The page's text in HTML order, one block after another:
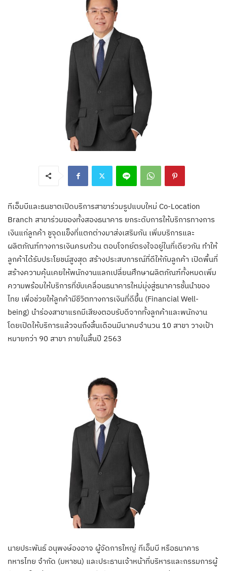
ทีเอ็มบีและธนชาตเปิดบริการสาขาร่วมรูปแบบใหม่ Co-Location
Branch สาขาร่วมของทั้งสองธนาคาร ยกระดับการให้บริการทางการ
เงินแก่ลูกค้า ชูจุดแข็งที่แตกต่างมาส่งเสริมกัน เพิ่มบริการและ
ผลิตภัณฑ์ทางการเงินครบถ้วน ตอบโจทย์ตรงใจอยู่ในที่เดียวกัน ทำให้
ลูกค้าได้รับประโยชน์สูงสุด สร้างประสบการณ์ที่ดีให้กับลูกค้า เปิดพื้นที่
สร้างความคุ้นเคยให้พนักงานแลกเปลี่ยนศึกษาผลิตภัณฑ์ทั้งหมดเพิ่ม
ความพร้อมให้บริการที่ขับเคลื่อนธนาคารใหม่มุ่งสู่ธนาคารชั้นนำของ
ไทย เพื่อช่วยให้ลูกค้ามีชีวิตทางการเงินที่ดีขึ้น (Financial Well-
being) นำร่องสาขาแรกมีเสียงตอบรับดีจากทั้งลูกค้าและพนักงาน
โดยเปิดให้บริการแล้วจนถึงสิ้นเดือนมีนาคมจำนวน 10 สาขา วางเป้า
หมายกว่า 90 สาขา ภายในสิ้นปี 2563
นายประพันธ์ อนุพงษ์องอาจ ผู้จัดการใหญ่ ทีเอ็มบี หรือธนาคาร
ทหารไทย จำกัด (มหาชน) และประธานเจ้าหน้าที่บริหารและกรรมการผู้